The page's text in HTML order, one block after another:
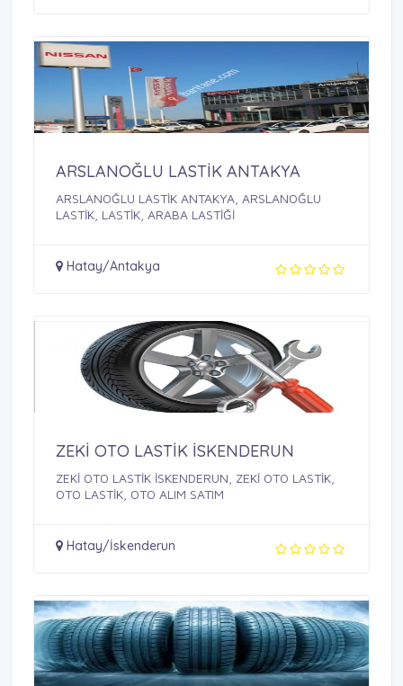
ARSLANOĞLU LASTİK ANTAKYA
ARSLANOĞLU LASTİK ANTAKYA, ARSLANOĞLU
LASTİK, LASTİK, ARABA LASTİĞİ
Hatay/Antakya
ZEKİ OTO LASTİK İSKENDERUN
ZEKİ OTO LASTİK İSKENDERUN, ZEKİ OTO LASTİK,
OTO LASTİK, OTO ALIM SATIM
Hatay/İskenderun